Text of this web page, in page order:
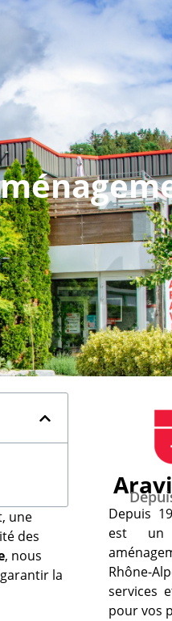
contact@ae74.com
professionnels
une
des
, nous
la
Depuis
est
Rhône-
services
pour vos